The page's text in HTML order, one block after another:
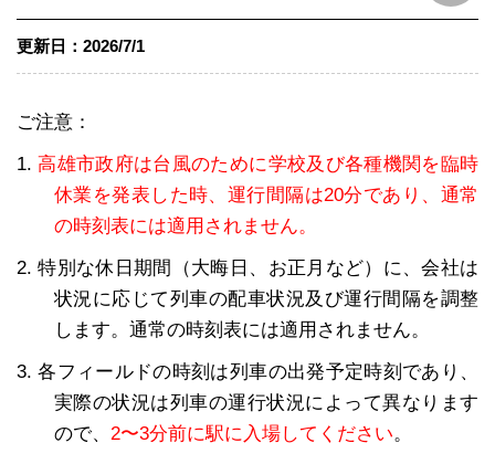
更新日： 2026/7/1
ご注意：
1.高雄市政府は台風のために学校及び各種機関を臨時
休業を発表した時、運行間隔は20分であり、通常
の時刻表には適用されません。
2. 特別な休日期間（大晦日、お正月など）に、会社は
状況に応じて列車の配車状況及び運行間隔を調整
します。通常の時刻表には適用されません。
3. 各フィールドの時刻は列車の出発予定時刻であり、
実際の状況は列車の運行状況によって異なります
ので、 2〜3分前に駅に入場してください。